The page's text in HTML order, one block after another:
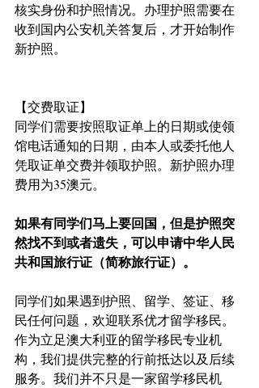
核实身份和护照情况。办理护照需要在
收到国内公安机关答复后，才开始制作
新护照。
【交费取证】
同学们需要按照取证单上的日期或使领
馆电话通知的日期，由本人或委托他人
凭取证单交费并领取护照。新护照办理
费用为35澳元。
如果有同学们马上要回国，但是护照突
然找不到或者遗失，可以申请中华人民
共和国旅行证（简称旅行证）。
同学们如果遇到护照、留学、签证、移
民任何问题，欢迎联系优才留学移民。
作为立足澳大利亚的留学移民专业机
构，我们提供完整的行前抵达以及后续
服务。我们并不只是一家留学移民机